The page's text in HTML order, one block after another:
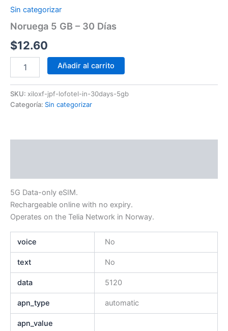
Sin categorizar
Noruega 5 GB – 30 Días
$12.60
Añadir al carrito
SKU: xiloxf-jpf-lofotel-in-30days-5gb
Categoría: Sin categorizar
5G Data-only eSIM.
Rechargeable online with no expiry.
Operates on the Telia Network in Norway.
voice No
text No
data 5120
apn_type automatic
apn_value